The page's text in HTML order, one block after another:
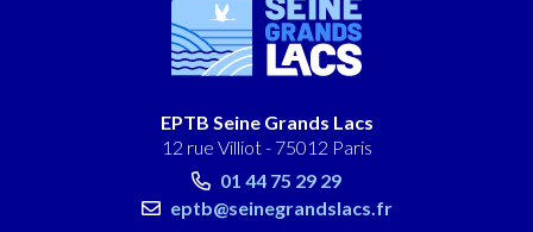
EPTB Seine Grands Lacs
12 rue Villiot - 75012 Paris
01 44 75 29 29
eptb@seinegrandslacs.fr